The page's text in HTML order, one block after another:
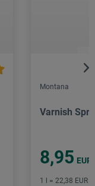
Montana
Varnish
8,95 EUR
1 l = 22,38 EUR